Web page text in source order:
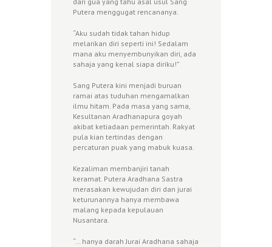
Putera menggugat rencananya.
“Aku sudah tidak tahan hidup
melarikan diri seperti ini! Sedalam
mana aku menyembunyikan diri, ada
sahaja yang kenal siapa diriku!”
Sang Putera kini menjadi buruan
ramai atas tuduhan mengamalkan
ilmu hitam. Pada masa yang sama,
Kesultanan Aradhanapura goyah
akibat ketiadaan pemerintah. Rakyat
pula kian tertindas dengan
percaturan puak yang mabuk kuasa.
Kezaliman membanjiri tanah
keramat. Putera Aradhana Sastra
merasakan kewujudan diri dan jurai
keturunannya hanya membawa
malang kepada kepulauan
Nusantara.
“… hanya darah Jurai Aradhana sahaja